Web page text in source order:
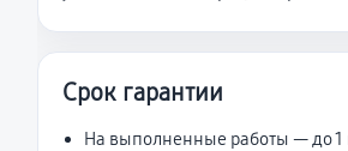
Срок гарантии
На выполненные работы — до 1